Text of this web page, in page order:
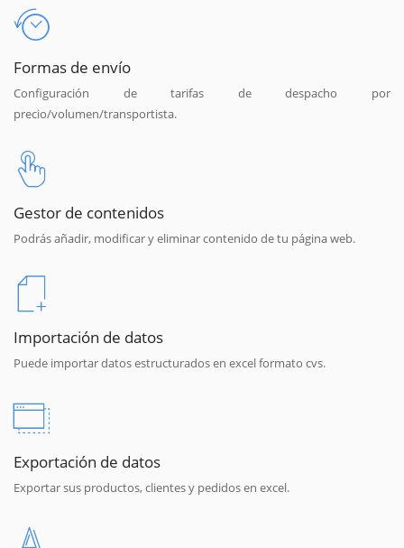
Formas de envío
Configuración de tarifas de despacho por
precio/volumen/transportista.
Gestor de contenidos
Podrás añadir, modificar y eliminar contenido de tu página web.
Importación de datos
Puede importar datos estructurados en excel formato cvs.
Exportación de datos
Exportar sus productos, clientes y pedidos en excel.